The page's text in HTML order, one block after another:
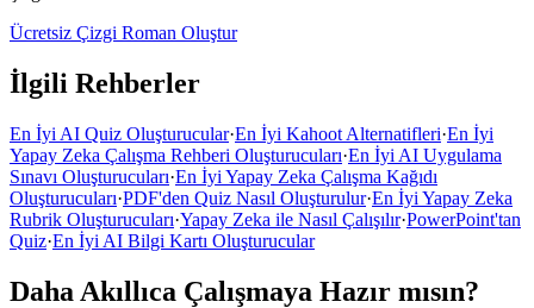
Ücretsiz Çizgi Roman Oluştur
İlgili Rehberler
En İyi AI Quiz Oluşturucular·En İyi Kahoot Alternatifleri·En İyi
Yapay Zeka Çalışma Rehberi Oluşturucuları·En İyi AI Uygulama
Sınavı Oluşturucuları·En İyi Yapay Zeka Çalışma Kağıdı
Oluşturucuları·PDF'den Quiz Nasıl Oluşturulur·En İyi Yapay Zeka
Rubrik Oluşturucuları·Yapay Zeka ile Nasıl Çalışılır·PowerPoint'tan
Quiz·En İyi AI Bilgi Kartı Oluşturucular
Daha Akıllıca Çalışmaya Hazır mısın?